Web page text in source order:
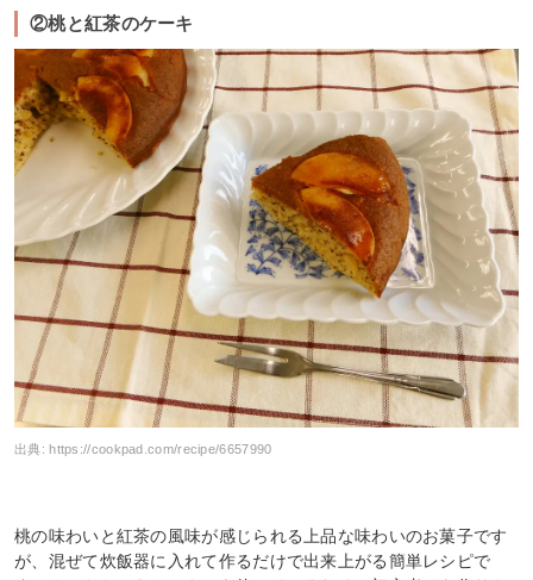
②桃と紅茶のケーキ
出典: https://cookpad.com/recipe/6657990
桃の味わいと紅茶の風味が感じられる上品な味わいのお菓子です
が、混ぜて炊飯器に入れて作るだけで出来上がる簡単レシピで